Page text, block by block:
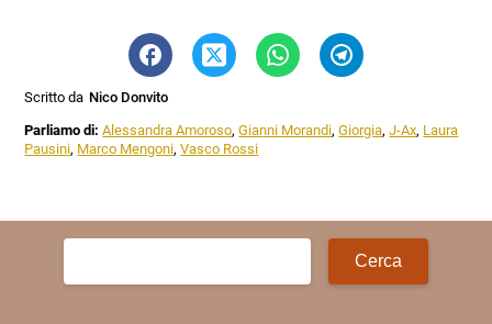
Scritto da Nico Donvito
Parliamo di:Alessandra Amoroso,Gianni Morandi,Giorgia,J-Ax, Laura
Pausini, Marco Mengoni,Vasco Rossi